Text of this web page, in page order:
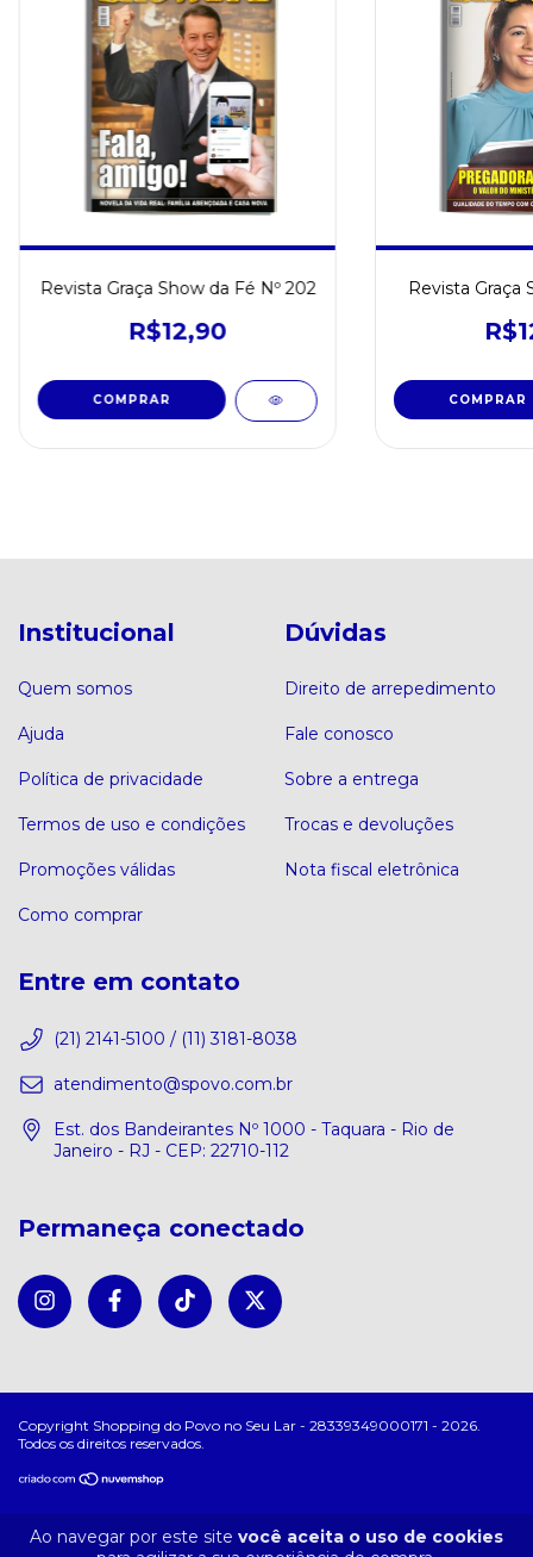
Ao navegar por este site você aceita o uso de cookies
Revista Graça Show da Fé Nº 202
R$12,90
Revista Graça
Institucional
Quem somos
Ajuda
Política de privacidade
Termos de uso e condições
Promoções válidas
Como comprar
Dúvidas
Direito de arrepedimento
Fale conosco
Sobre a entrega
Trocas e devoluções
Nota fiscal eletrônica
Entre em contato
(21) 2141-5100 / (11) 3181-8038
atendimento@spovo.com.br
Est. dos Bandeirantes Nº 1000 - Taquara - Rio de
Janeiro - RJ - CEP: 22710-112
Permaneça conectado
Copyright Shopping do Povo no Seu Lar - 28339349000171 - 2026.
Todos os direitos reservados.